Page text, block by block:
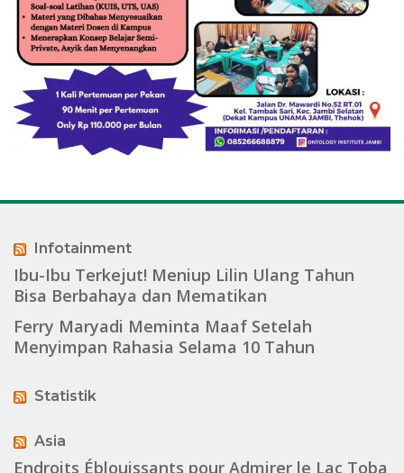
Infotainment
Ibu-Ibu Terkejut! Meniup Lilin Ulang Tahun
Bisa Berbahaya dan Mematikan
Ferry Maryadi Meminta Maaf Setelah
Menyimpan Rahasia Selama 10 Tahun
Statistik
Asia
Endroits Éblouissants pour Admirer le Lac Toba